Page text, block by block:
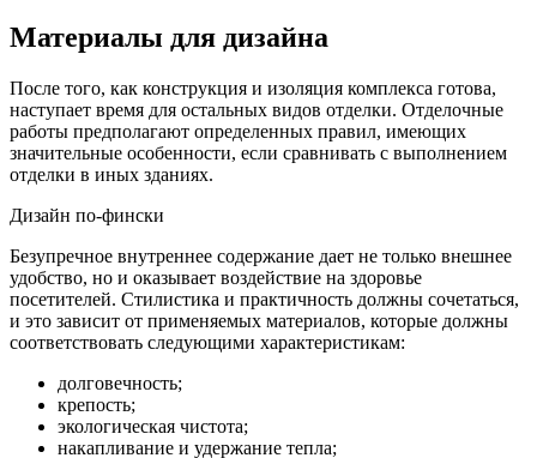
Материалы для дизайна
После того, как конструкция и изоляция комплекса готова,
наступает время для остальных видов отделки. Отделочные
работы предполагают определенных правил, имеющих
значительные особенности, если сравнивать с выполнением
отделки в иных зданиях.
Дизайн по-фински
Безупречное внутреннее содержание дает не только внешнее
удобство, но и оказывает воздействие на здоровье
посетителей. Стилистика и практичность должны сочетаться,
и это зависит от применяемых материалов, которые должны
соответствовать следующими характеристикам:
долговечность;
крепость;
экологическая чистота;
накапливание и удержание тепла;